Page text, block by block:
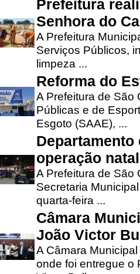
Prefeitura
Senhora do
A Prefeitura
Serviços Públicos,
limpeza ...
Reforma do
A Prefeitura de São
Públicas e de
Esgoto (SAAE), ...
operação
A Prefeitura de São
Secretaria
quarta-feira ...
Câmara
João Victor
A Câmara
onde foi entregue o